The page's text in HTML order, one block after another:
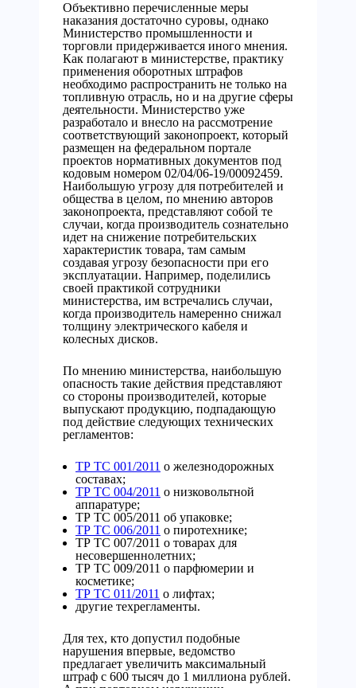
Объективно перечисленные меры
наказания достаточно суровы, однако
Министерство промышленности и
торговли придерживается иного мнения.
Как полагают в министерстве, практику
применения оборотных штрафов
необходимо распространить не только на
топливную отрасль, но и на другие сферы
деятельности. Министерство уже
разработало и внесло на рассмотрение
соответствующий законопроект, который
размещен на федеральном портале
проектов нормативных документов под
кодовым номером 02/04/06-19/00092459.
Наибольшую угрозу для потребителей и
общества в целом, по мнению авторов
законопроекта, представляют собой те
случаи, когда производитель сознательно
идет на снижение потребительских
характеристик товара, там самым
создавая угрозу безопасности при его
эксплуатации. Например, поделились
своей практикой сотрудники
министерства, им встречались случаи,
когда производитель намеренно снижал
толщину электрического кабеля и
колесных дисков.
По мнению министерства, наибольшую
опасность такие действия представляют
со стороны производителей, которые
выпускают продукцию, подпадающую
под действие следующих технических
регламентов:
ТР ТС 001/2011 о железнодорожных
составах;
ТР ТС 004/2011 о низковольтной
аппаратуре;
ТР ТС 005/2011 об упаковке;
ТР ТС 006/2011 о пиротехнике;
ТР ТС 007/2011 о товарах для
несовершеннолетних;
ТР ТС 009/2011 о парфюмерии и
косметике;
ТР ТС 011/2011 о лифтах;
другие техрегламенты.
Для тех, кто допустил подобные
нарушения впервые, ведомство
предлагает увеличить максимальный
штраф с 600 тысяч до 1 миллиона рублей.